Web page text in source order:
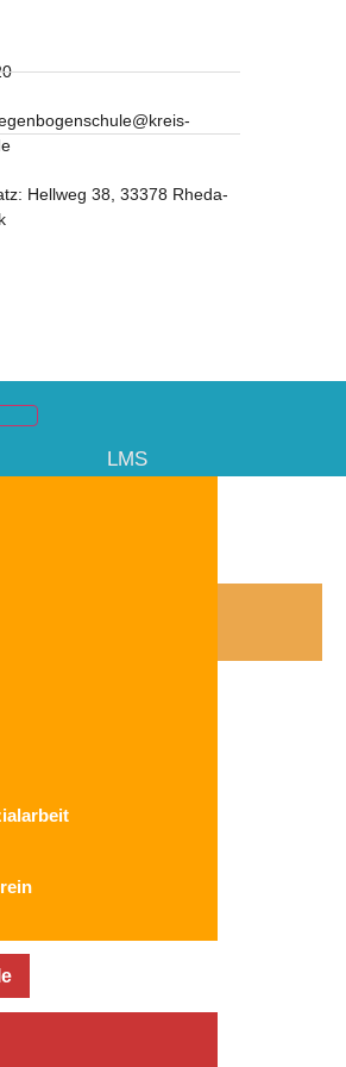
Hellweg 38, 33378 Rheda-
LMS